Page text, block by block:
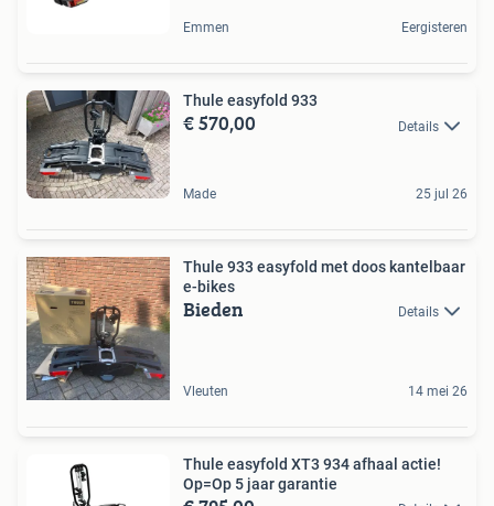
Emmen Eergisteren
Thule easyfold 933
€ 570,00 Details
Made 25 jul 26
Thule 933 easyfold met doos kantelbaar
e-bikes
Bieden Details
Vleuten 14 mei 26
Thule easyfold XT3 934 afhaal actie!
Op=Op 5 jaar garantie